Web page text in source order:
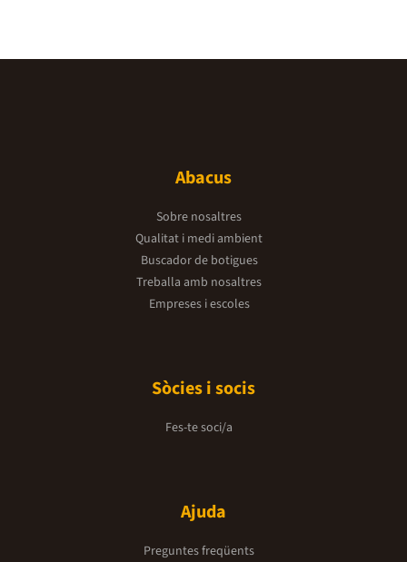
Abacus
Sobre nosaltres
Qualitat i medi ambient
Buscador de botigues
Treballa amb nosaltres
Empreses i escoles
Sòcies i socis
Fes-te soci/a
Ajuda
Preguntes freqüents